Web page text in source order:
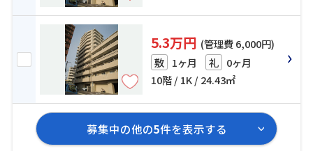
5.3万円 (管理費 6,000円)
敷 1ヶ月 礼 0ヶ月
10階 / 1K / 24.43㎡
募集中の他の5件を表示する